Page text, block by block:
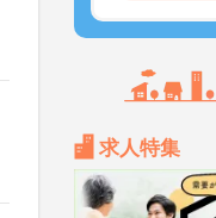
求人特集